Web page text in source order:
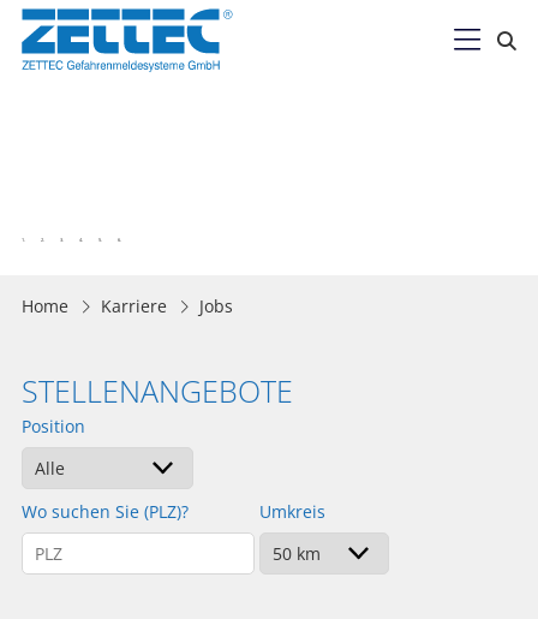

Home Karriere Jobs
STELLENANGEBOTE
Position
Wo suchen Sie (PLZ)? Umkreis